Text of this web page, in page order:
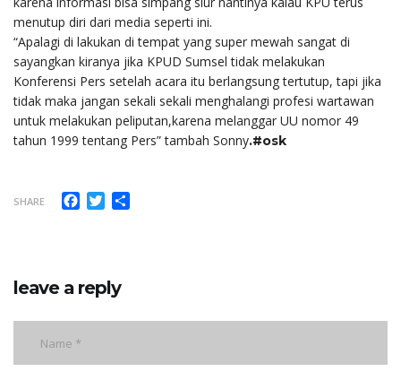
menutup diri dari media seperti ini.
“Apalagi di lakukan di tempat yang super mewah sangat di
sayangkan kiranya jika KPUD Sumsel tidak melakukan
Konferensi Pers setelah acara itu berlangsung tertutup, tapi jika
tidak maka jangan sekali sekali menghalangi profesi wartawan
untuk melakukan peliputan,karena melanggar UU nomor 49
tahun 1999 tentang Pers” tambah Sonny.#osk
SHARE Facebook
Twitter
leave a reply